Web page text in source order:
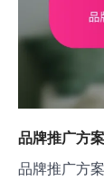
骤。通过明
者并提高活